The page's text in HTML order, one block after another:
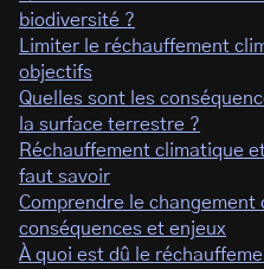
biodiversité ?
Limiter le réchauffement
objectifs
Quelles sont les
la surface terrestre ?
Réchauffement climatique
faut savoir
Comprendre le changement
conséquences et enjeux
À quoi est dû le